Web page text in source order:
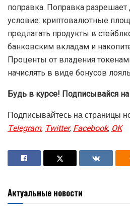
поправка. Поправка разрешает
условие: криптовалютные
предлагать продукты в
банковским вкладам и
Проценты от владения
начислять в виде бонусов
Будь в курсе! Подписывайся
Подписывайтесь на страницы
Telegram,Twitter,Facebook,OK
Актуальные новости